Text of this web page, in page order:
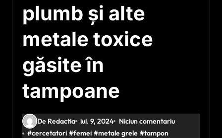
plumb și alte
metale toxice
găsite în
tampoane
De Redactia iul. 9, 2024
Niciun comentariu
#cercetatori #femei #metale grele #tampon